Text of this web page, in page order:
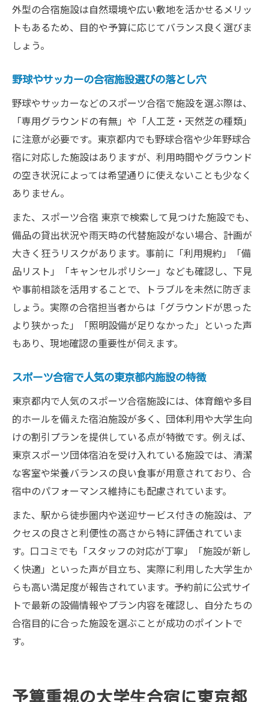
外型の合宿施設は自然環境や広い敷地を活かせるメリッ
トもあるため、目的や予算に応じてバランス良く選びま
しょう。
野球やサッカーの合宿施設選びの落とし穴
野球やサッカーなどのスポーツ合宿で施設を選ぶ際は、
「専用グラウンドの有無」や「人工芝・天然芝の種類」
に注意が必要です。東京都内でも野球合宿や少年野球合
宿に対応した施設はありますが、利用時間やグラウンド
の空き状況によっては希望通りに使えないことも少なく
ありません。
また、スポーツ合宿 東京で検索して見つけた施設でも、
備品の貸出状況や雨天時の代替施設がない場合、計画が
大きく狂うリスクがあります。事前に「利用規約」「備
品リスト」「キャンセルポリシー」なども確認し、下見
や事前相談を活用することで、トラブルを未然に防ぎま
しょう。実際の合宿担当者からは「グラウンドが思った
より狭かった」「照明設備が足りなかった」といった声
もあり、現地確認の重要性が伺えます。
スポーツ合宿で人気の東京都内施設の特徴
東京都内で人気のスポーツ合宿施設には、体育館や多目
的ホールを備えた宿泊施設が多く、団体利用や大学生向
けの割引プランを提供している点が特徴です。例えば、
東京スポーツ団体宿泊を受け入れている施設では、清潔
な客室や栄養バランスの良い食事が用意されており、合
宿中のパフォーマンス維持にも配慮されています。
また、駅から徒歩圏内や送迎サービス付きの施設は、ア
クセスの良さと利便性の高さから特に評価されていま
す。口コミでも「スタッフの対応が丁寧」「施設が新し
く快適」といった声が目立ち、実際に利用した大学生か
らも高い満足度が報告されています。予約前に公式サイ
トで最新の設備情報やプラン内容を確認し、自分たちの
合宿目的に合った施設を選ぶことが成功のポイントで
す。
予算重視の大学生合宿に東京都